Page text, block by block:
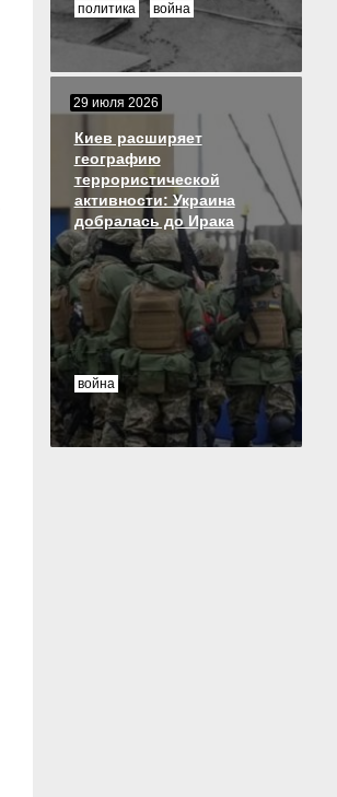
политика война
29 июля 2026
Киев расширяет
географию
террористической
активности: Украина
добралась до Ирака
война